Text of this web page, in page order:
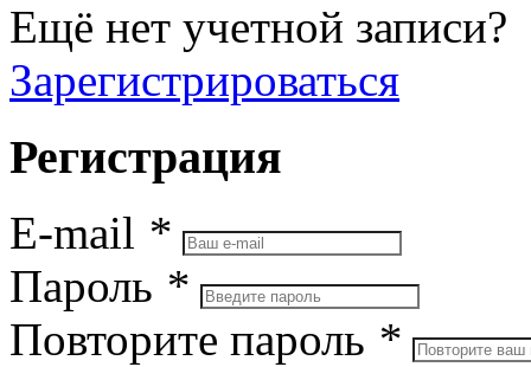
Ещё нет учетной записи?
Зарегистрироваться
Регистрация
E-mail *
Пароль *
Повторите пароль *